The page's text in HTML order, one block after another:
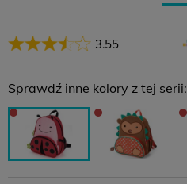
3.55
Sprawdź inne kolory z tej serii: